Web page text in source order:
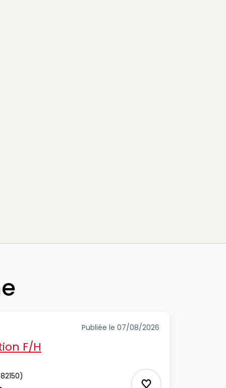
Publiée le 07/08/2026
F/H